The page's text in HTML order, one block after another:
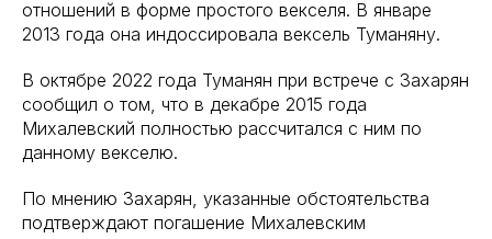
отношений в форме простого векселя. В январе
2013 года она индоссировала вексель Туманяну.
В октябре 2022 года Туманян при встрече с Захарян
сообщил о том, что в декабре 2015 года
Михалевский полностью рассчитался с ним по
данному векселю.
По мнению Захарян, указанные обстоятельства
подтверждают погашение Михалевским